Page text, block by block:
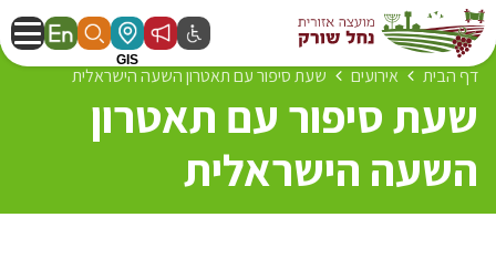
דף הבית אירועים שעת סיפור עם תאטרון השעה הישראלית
שעת סיפור עם תאטרון
השעה הישראלית